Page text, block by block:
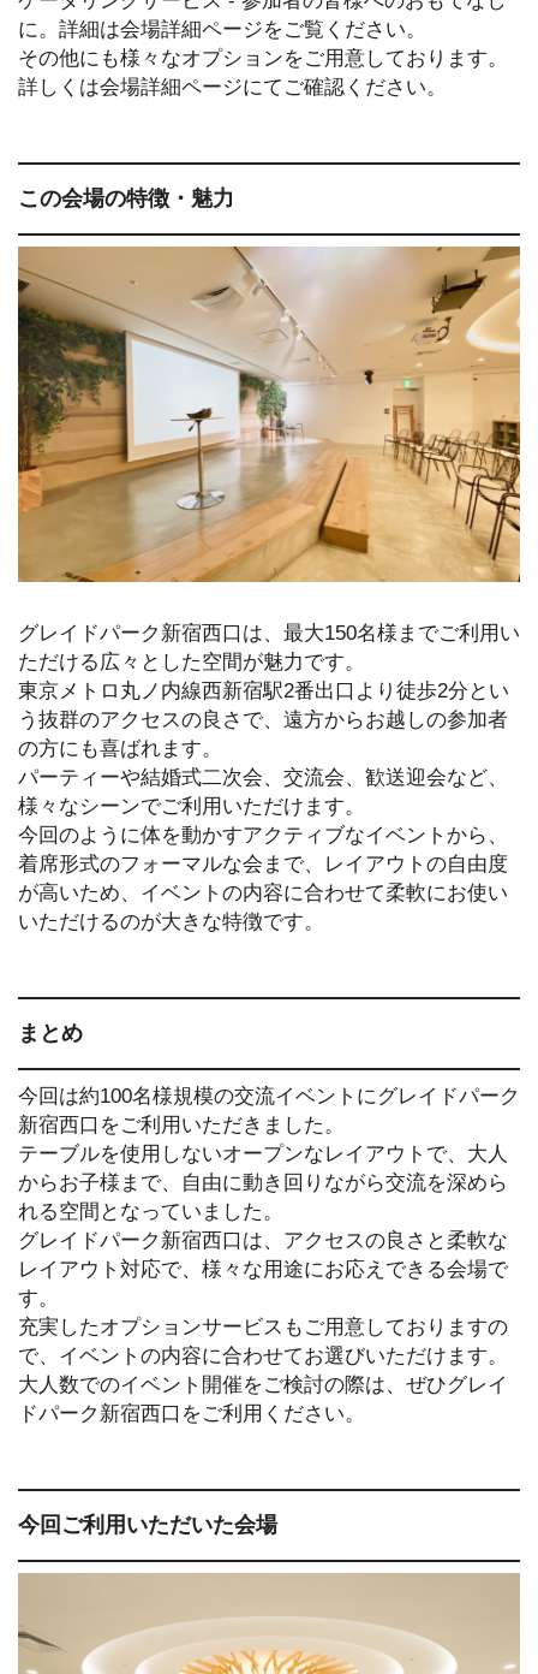
に。詳細は会場詳細ページをご覧ください。
その他にも様々なオプションをご用意しております。
詳しくは会場詳細ページにてご確認ください。
この会場の特徴・魅力
グレイドパーク新宿西口は、最大150名様までご利用い
ただける広々とした空間が魅力です。
東京メトロ丸ノ内線西新宿駅2番出口より徒歩2分とい
う抜群のアクセスの良さで、遠方からお越しの参加者
の方にも喜ばれます。
パーティーや結婚式二次会、交流会、歓送迎会など、
様々なシーンでご利用いただけます。
今回のように体を動かすアクティブなイベントから、
着席形式のフォーマルな会まで、レイアウトの自由度
が高いため、イベントの内容に合わせて柔軟にお使い
いただけるのが大きな特徴です。
まとめ
今回は約100名様規模の交流イベントにグレイドパーク
新宿西口をご利用いただきました。
テーブルを使用しないオープンなレイアウトで、大人
からお子様まで、自由に動き回りながら交流を深めら
れる空間となっていました。
グレイドパーク新宿西口は、アクセスの良さと柔軟な
レイアウト対応で、様々な用途にお応えできる会場で
す。
充実したオプションサービスもご用意しておりますの
で、イベントの内容に合わせてお選びいただけます。
大人数でのイベント開催をご検討の際は、ぜひグレイ
ドパーク新宿西口をご利用ください。
今回ご利用いただいた会場